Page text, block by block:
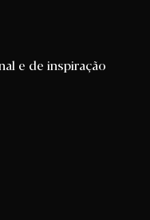
e de inspiração